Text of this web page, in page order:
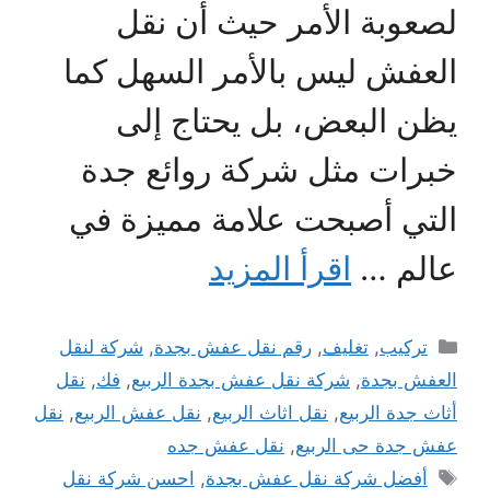
لصعوبة الأمر حيث أن نقل
العفش ليس بالأمر السهل كما
يظن البعض، بل يحتاج إلى
خبرات مثل شركة روائع جدة
التي أصبحت علامة مميزة في
عالم … اقرأ المزيد
التصنيفات
تركيب,تغليف,رقم نقل عفش بجدة, شركة لنقل
العفش بجدة, شركة نقل عفش بجدة الربيع, فك, نقل
أثاث جدة الربيع, نقل اثاث الربيع, نقل عفش الربيع, نقل
عفش جدة حى الربيع, نقل عفش جده
الوسوم
أفضل شركة نقل عفش بجدة, احسن شركة نقل